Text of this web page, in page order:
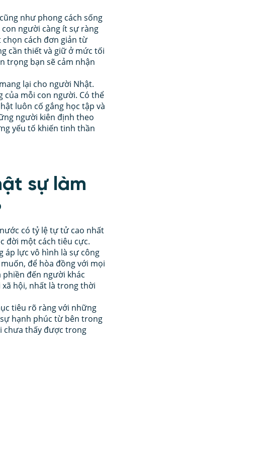
như phong cách sống
người càng ít sự ràng
cách đơn giản từ
cần thiết và giữ ở mức tối
trọng bạn sẽ cảm nhận
lại cho người Nhật.
của mỗi con người. Có thể
luôn cố gắng học tập và
người kiên định theo
yếu tố khiến tinh thần
sự làm
có tỷ lệ tự tử cao nhất
đời một cách tiêu cực.
áp lực vô hình là sự công
để hòa đồng với mọi
đến người khác
hội, nhất là trong thời
tiêu rõ ràng với những
hạnh phúc từ bên trong
chưa thấy được trong